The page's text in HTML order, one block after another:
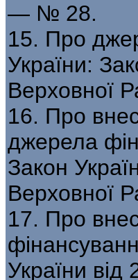
— № 28.
15. Про
України:
Верховної
16. Про
джерела
Закон
Верховної
17. Про
України